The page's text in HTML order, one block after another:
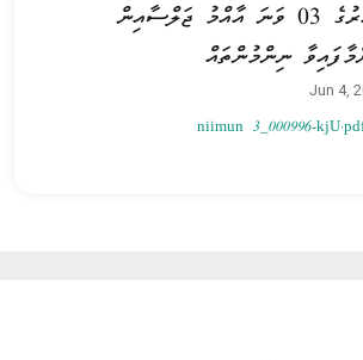
ދައުރުގެ 03 ވަނަ އާއްމު ޖަލްސާއިން
ނިންމުންތައް
Jun 4,